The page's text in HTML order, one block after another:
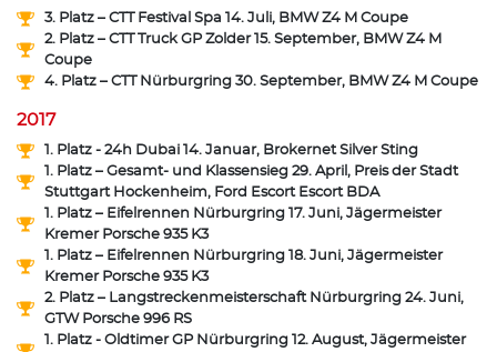
3. Platz – CTT Festival Spa 14. Juli, BMW Z4 M Coupe
2. Platz – CTT Truck GP Zolder 15. September, BMW Z4 M
Coupe
4. Platz – CTT Nürburgring 30. September, BMW Z4 M Coupe
2017
1. Platz - 24h Dubai 14. Januar, Brokernet Silver Sting
1. Platz – Gesamt- und Klassensieg 29. April, Preis der Stadt
Stuttgart Hockenheim, Ford Escort Escort BDA
1. Platz – Eifelrennen Nürburgring 17. Juni, Jägermeister
Kremer Porsche 935 K3
1. Platz – Eifelrennen Nürburgring 18. Juni, Jägermeister
Kremer Porsche 935 K3
2. Platz – Langstreckenmeisterschaft Nürburgring 24. Juni,
GTW Porsche 996 RS
1. Platz - Oldtimer GP Nürburgring 12. August, Jägermeister